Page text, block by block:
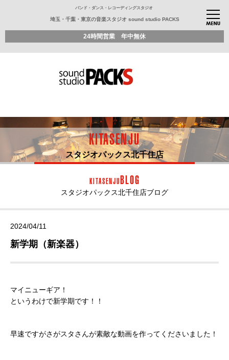
バンド・ダンス・レコーディングスタジオ
埼玉・千葉・東京の音楽スタジオ sound studio PACKS
24時間営業 年中無休
KITASENJU
スタジオパックス北千住店
KITASENJUBLOG
スタジオパックス北千住店ブログ
2024/04/11
新学期（新楽器）
マイニューギア！
というわけで新学期です！！
早速ですがさがスタさんが素敵な動画を作ってくださいました！